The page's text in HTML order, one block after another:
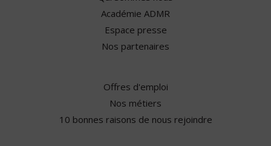
Académie ADMR
Espace presse
Nos partenaires
Offres d'emploi
Nos métiers
10 bonnes raisons de nous rejoindre